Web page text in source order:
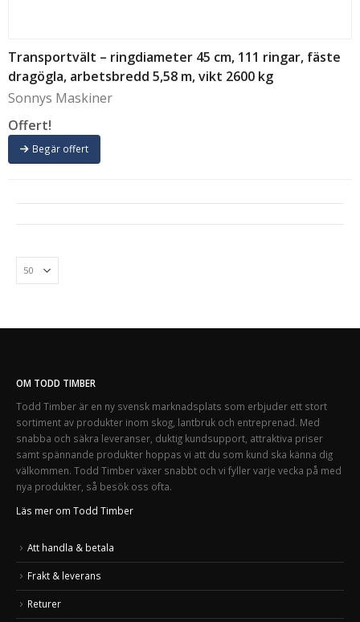
Transportvält – ringdiameter 45 cm, 111 ringar, fäste
dragögla, arbetsbredd 5,58 m, vikt 2600 kg
Sonnys Maskiner
Offert!
Begär offert
OM TODD TIMBER
Todd Timber är en ny svensk marknadsplats som erbjuder ett stort
sortiment av produkter inom skog, lantbruk och entreprenad. Med
snabba och säkra leveranser, duktig kundsupport, attraktiva priser
samt spännande produkter hoppas vi att du som kund ska känna dig
välkommen. Todd Timber växer snabbt och vi fyller varje vecka på med
nya produkter, så besök oss ofta.
Läs mer om Todd Timber
Att handla & betala
Frakt & leverans
Returer